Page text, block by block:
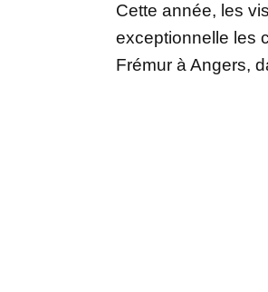
Cette année, les
exceptionnelle les
Frémur à Angers,